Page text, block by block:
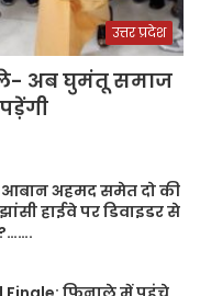
उत्तर प्रदेश
अब घुमंतू समाज
अहमद समेत दो की
हाईवे पर डिवाइडर से